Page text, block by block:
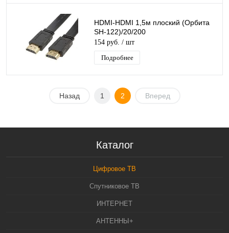
HDMI-HDMI 1,5м плоский (Орбита
SH-122)/20/200
154 руб. / шт
Подробнее
Назад 1 2 Вперед
Каталог
Цифровое ТВ
Спутниковое ТВ
ИНТЕРНЕТ
АНТЕННЫ+